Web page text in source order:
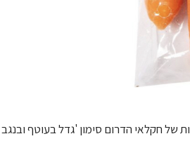
של חקלאי הדרום סימון 'גדל בעוטף ובנגב